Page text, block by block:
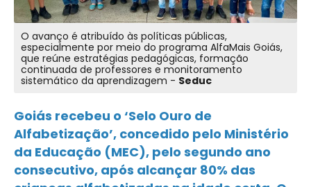
O avanço é atribuído às políticas públicas,
especialmente por meio do programa AlfaMais Goiás,
que reúne estratégias pedagógicas, formação
continuada de professores e monitoramento
sistemático da aprendizagem - Seduc
Goiás recebeu o ‘Selo Ouro de
Alfabetização’, concedido pelo Ministério
da Educação (MEC), pelo segundo ano
consecutivo, após alcançar 80% das